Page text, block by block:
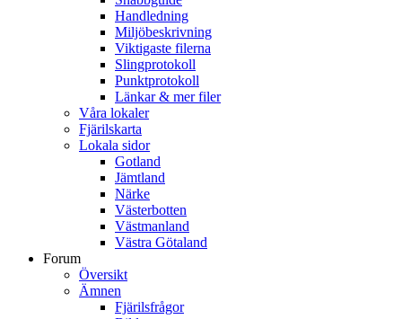
Handledning
Miljöbeskrivning
Viktigaste filerna
Slingprotokoll
Punktprotokoll
Länkar & mer filer
Våra lokaler
Fjärilskarta
Lokala sidor
Gotland
Jämtland
Närke
Västerbotten
Västmanland
Västra Götaland
Forum
Översikt
Ämnen
Fjärilsfrågor